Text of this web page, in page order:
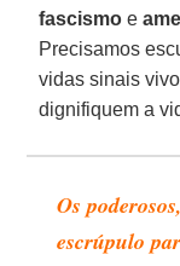
fascismo e
Precisamos
vidas sinais
dignifiquem a
Os
escrúpulo